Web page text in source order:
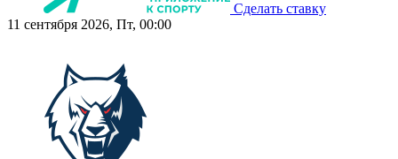
Сделать ставку
11 сентября 2026, Пт, 00:00